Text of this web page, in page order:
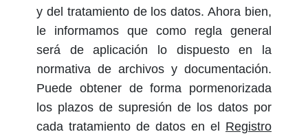
y del tratamiento de los datos. Ahora bien,
le informamos que como regla general
será de aplicación lo dispuesto en la
normativa de archivos y documentación.
Puede obtener de forma pormenorizada
los plazos de supresión de los datos por
cada tratamiento de datos en el Registro